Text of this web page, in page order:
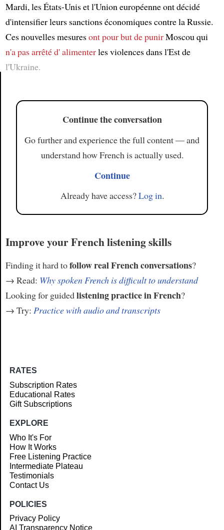
Article
Mardi, les États-Unis et l'Union européenne ont décidé
d'intensifier leurs sanctions économiques contre la Russie.
Ces nouvelles mesuresont pour but de punirMoscou qui
n'a pas arrêté d' alimenterles violences dans l'Est de
l'Ukraine.
Continue the conversation
Go further and experience the full content — and
understand how French is actually used.
Continue
Already have access?Log in.
Improve your French listening skills
Finding it hard tofollow real French conversations?
→ Read: Why spoken French is difficult to understand
Looking for guidedlistening practice in French?
→ Try: Practice with audio and transcripts
RATES
Subscription Rates
Educational Rates
Gift Subscriptions
EXPLORE
Who It's For
How It Works
Free Listening Practice
Intermediate Plateau
Testimonials
Contact Us
POLICIES
Privacy Policy
AI Transparency Notice